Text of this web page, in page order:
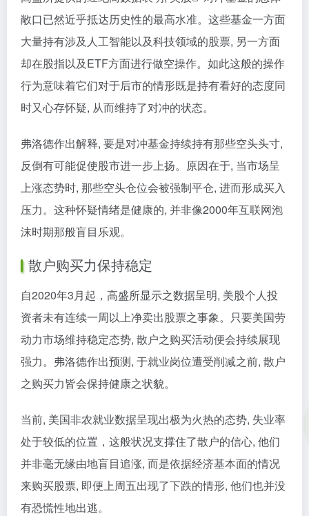
敞口已然近乎抵达历史性的最高水准。这些基金一方面
大量持有涉及人工智能以及科技领域的股票, 另一方面
却在股指以及ETF方面进行做空操作。如此这般的操作
行为意味着它们对于后市的情形既是持有看好的态度同
时又心存怀疑, 从而维持了对冲的状态。
弗洛德作出解释, 要是对冲基金持续持有那些空头头寸,
反倒有可能促使股市进一步上扬。原因在于, 当市场呈
上涨态势时, 那些空头仓位会被强制平仓, 进而形成买入
压力。这种怀疑情绪是健康的, 并非像2000年互联网泡
沫时期那般盲目乐观。
散户购买力保持稳定
自2020年3月起，高盛所显示之数据呈明, 美股个人投
资者未有连续一周以上净卖出股票之事象。只要美国劳
动力市场维持稳定态势, 散户之购买活动便会持续展现
强力。弗洛德作出预测, 于就业岗位遭受削减之前, 散户
之购买力皆会保持健康之状貌。
当前, 美国非农就业数据呈现出极为火热的态势, 失业率
处于较低的位置，这般状况支撑住了散户的信心, 他们
并非毫无缘由地盲目追涨, 而是依据经济基本面的情况
来购买股票, 即便上周五出现了下跌的情形, 他们也并没
有恐慌性地出逃。